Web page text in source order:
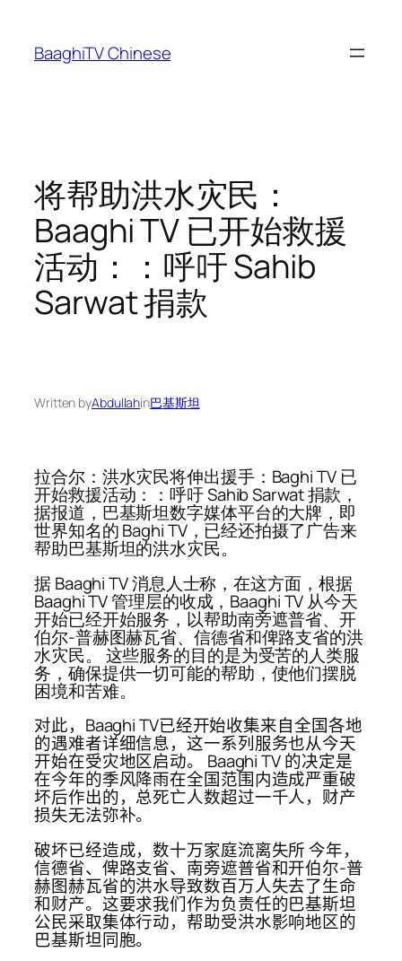
content
BaaghiTV Chinese
将帮助洪水灾民：
Baaghi TV 已开始救援
活动：：呼吁 Sahib
Sarwat 捐款
Written byAbdullahin巴基斯坦
拉合尔：洪水灾民将伸出援手：Baghi TV 已
开始救援活动：：呼吁 Sahib Sarwat 捐款，
据报道，巴基斯坦数字媒体平台的大牌，即
世界知名的 Baghi TV，已经还拍摄了广告来
帮助巴基斯坦的洪水灾民。
据 Baaghi TV 消息人士称，在这方面，根据
Baaghi TV 管理层的收成，Baaghi TV 从今天
开始已经开始服务，以帮助南旁遮普省、开
伯尔-普赫图赫瓦省、信德省和俾路支省的洪
水灾民。 这些服务的目的是为受苦的人类服
务，确保提供一切可能的帮助，使他们摆脱
困境和苦难。
对此，Baaghi TV已经开始收集来自全国各地
的遇难者详细信息，这一系列服务也从今天
开始在受灾地区启动。 Baaghi TV 的决定是
在今年的季风降雨在全国范围内造成严重破
坏后作出的，总死亡人数超过一千人，财产
损失无法弥补。
破坏已经造成，数十万家庭流离失所 今年，
信德省、俾路支省、南旁遮普省和开伯尔-普
赫图赫瓦省的洪水导致数百万人失去了生命
和财产。这要求我们作为负责任的巴基斯坦
公民采取集体行动，帮助受洪水影响地区的
巴基斯坦同胞。